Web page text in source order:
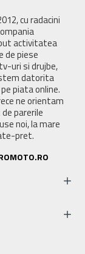
cu radacini
activitatea
de piese
uri si drujbe,
datorita
piata online.
ne orientam
parerile
noi, la mare
pret.